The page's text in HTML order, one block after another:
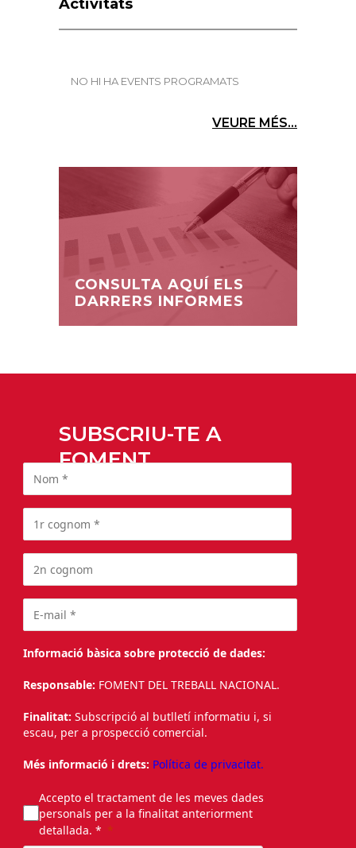
Activitats
NO HI HA EVENTS PROGRAMATS
VEURE MÉS...
CONSULTA AQUÍ ELS
DARRERS INFORMES
SUBSCRIU-TE A
FOMENT
Informació bàsica sobre protecció de dades:
Responsable: FOMENT DEL TREBALL NACIONAL.
Finalitat: Subscripció al butlletí informatiu i, si
escau, per a prospecció comercial.
Més informació i drets: Política de privacitat.
Accepto el tractament de les meves dades
personals per a la finalitat anteriorment
detallada. *